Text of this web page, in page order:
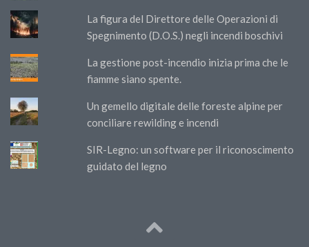
La figura del Direttore delle Operazioni di
Spegnimento (D.O.S.) negli incendi boschivi
La gestione post-incendio inizia prima che le
fiamme siano spente.
Un gemello digitale delle foreste alpine per
conciliare rewilding e incendi
SIR-Legno: un software per il riconoscimento
guidato del legno